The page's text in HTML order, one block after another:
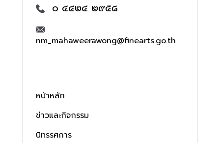
๐ ๔๔๒๔ ๒๙๕๘
nm_mahaweerawong@finearts.go.th
หน้าหลัก
ข่าวและกิจกรรม
นิทรรศการ